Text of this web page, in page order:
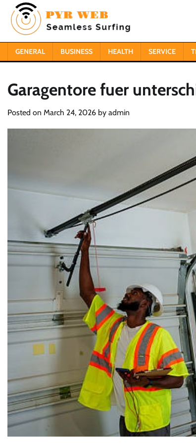
content
GENERAL BUSINESS HEALTH SERVICE
Garagentore fuer
Posted on March 24, 2026 by admin